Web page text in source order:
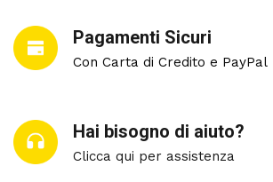
Pagamenti Sicuri
Con Carta di Credito e PayPal
Hai bisogno di aiuto?
Clicca qui per assistenza